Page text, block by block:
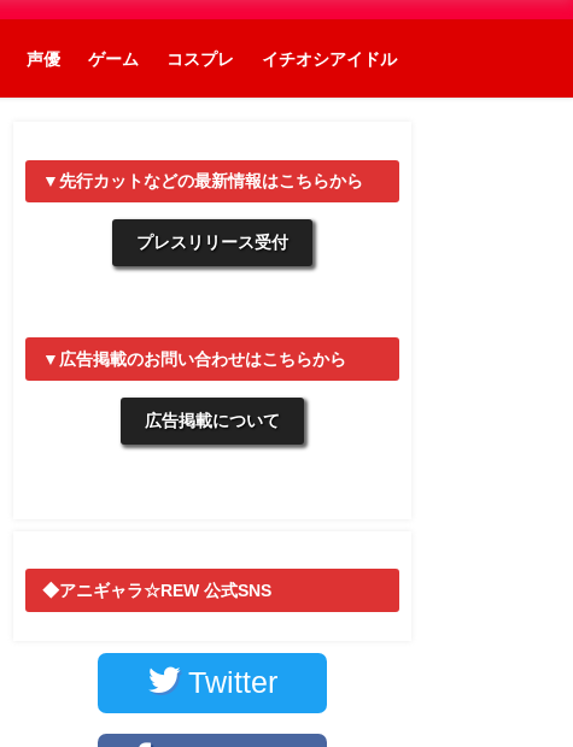
声優 ゲーム コスプレ イチオシアイドル
▼先行カットなどの最新情報はこちらから
プレスリリース受付
▼広告掲載のお問い合わせはこちらから
広告掲載について
◆アニギャラ☆REW 公式SNS
Twitter